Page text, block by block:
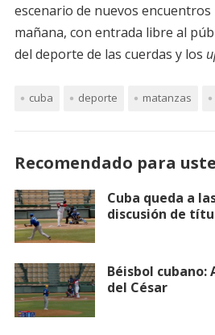
escenario de nuevos
mañana, con entrada libre al
del deporte de las cuerdas y los
cuba deporte matanzas
Recomendado para
Cuba queda a
discusión de
Béisbol cubano:
del César